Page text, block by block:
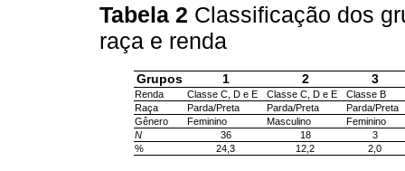
Tabela 2 Classificação dos
raça e renda
Grupos 1 2 3
Renda Classe C, D e E Classe C, D e E
Classe B
Raça
Parda/Preta Parda/Preta
Parda/Preta
Gênero
Feminino Masculino
Feminino
N
36 18
3
%
24,3 12,2 2,0